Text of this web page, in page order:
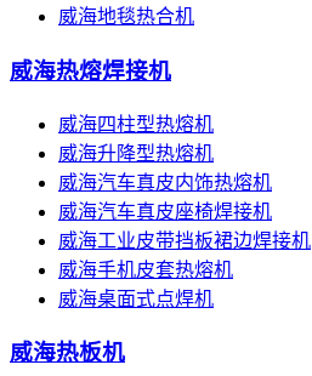
威海地毯热合机
威海热熔焊接机
威海四柱型热熔机
威海升降型热熔机
威海汽车真皮内饰热熔机
威海汽车真皮座椅焊接机
威海工业皮带挡板裙边焊接机
威海手机皮套热熔机
威海桌面式点焊机
威海热板机